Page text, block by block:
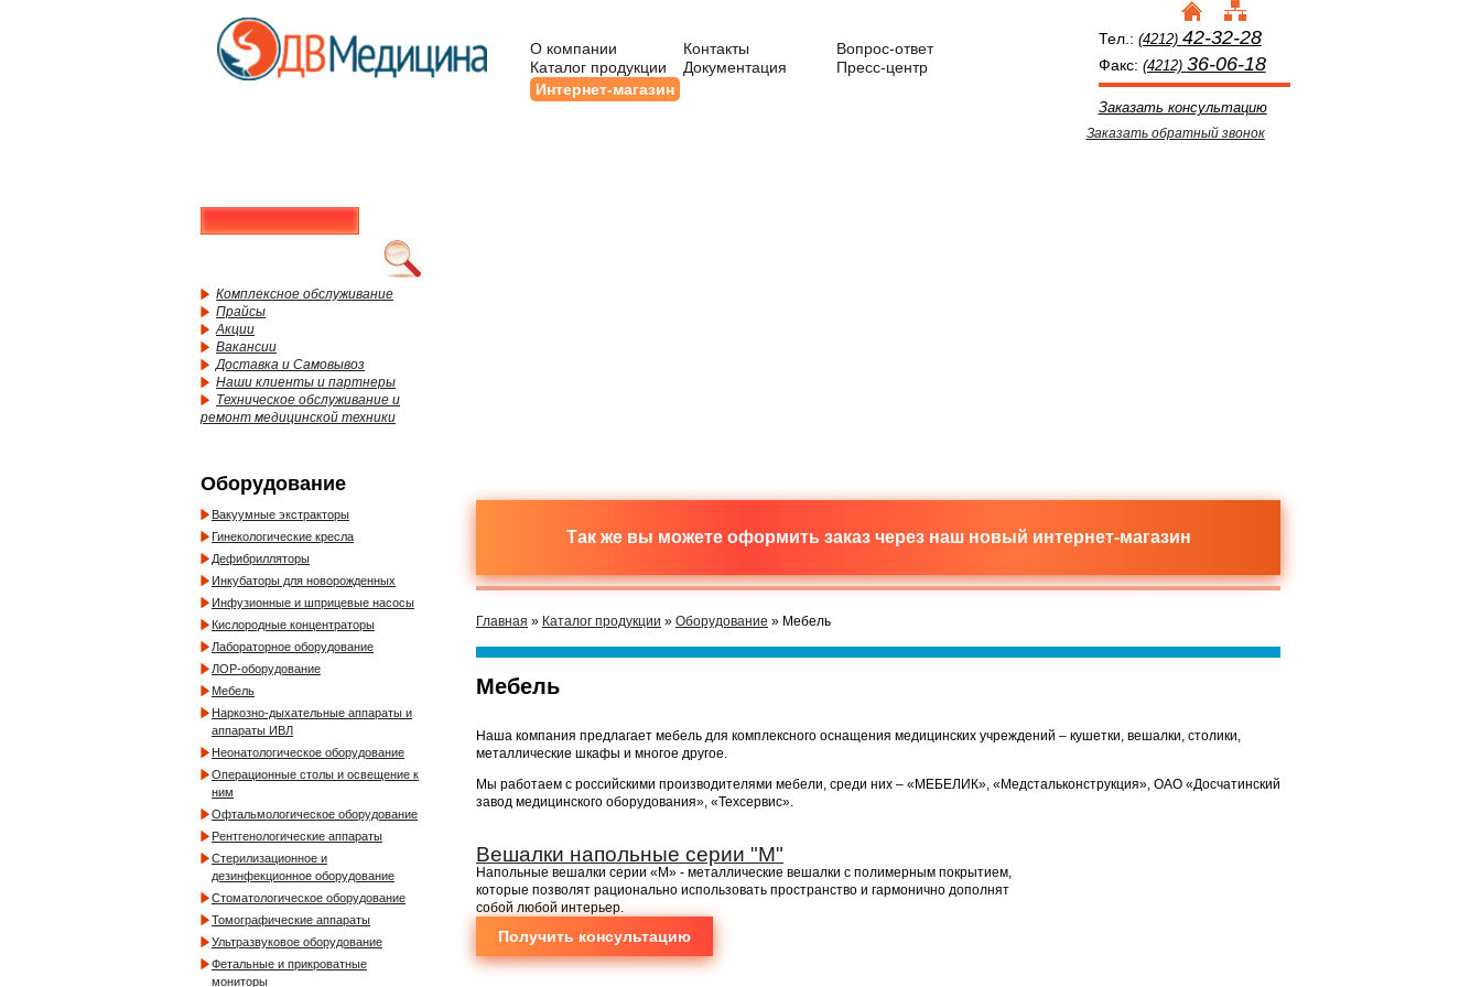
О компании Контакты
Вопрос-ответ
Каталог продукции
Документация
Пресс-центр
Интернет-магазин
Тел.: (4212) 42-32-28
Факс: (4212) 36-06-18
Заказать консультацию
Заказать обратный звонок
Комплексное обслуживание
Прайсы
Акции
Вакансии
Доставка и Самовывоз
Наши клиенты и партнеры
Техническое обслуживание и
ремонт медицинской техники
Оборудование
Вакуумные экстракторы
Гинекологические кресла
Дефибрилляторы
Инкубаторы для новорожденных
Инфузионные и шприцевые насосы
Кислородные концентраторы
Лабораторное оборудование
ЛОР-оборудование
Мебель
Наркозно-дыхательные аппараты и
аппараты ИВЛ
Неонатологическое оборудование
Операционные столы и освещение к
ним
Офтальмологическое оборудование
Рентгенологические аппараты
Стерилизационное и
дезинфекционное оборудование
Стоматологическое оборудование
Томографические аппараты
Ультразвуковое оборудование
Фетальные и прикроватные
мониторы
Так же вы можете оформить заказ через наш новый интернет-магазин
Главная » Каталог продукции » Оборудование » Мебель
Мебель
Наша компания предлагает мебель для комплексного оснащения медицинских учреждений – кушетки, вешалки, столики,
металлические шкафы и многое другое.
Мы работаем с российскими производителями мебели, среди них – «МЕБЕЛИК», «Медстальконструкция», ОАО «Досчатинский
завод медицинского оборудования», «Техсервис».
Вешалки напольные серии "М"
Напольные вешалки серии «М» - металлические вешалки с полимерным покрытием,
которые позволят рационально использовать пространство и гармонично дополнят
собой любой интерьер.
Получить консультацию